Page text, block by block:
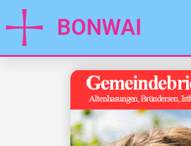
BONWAI